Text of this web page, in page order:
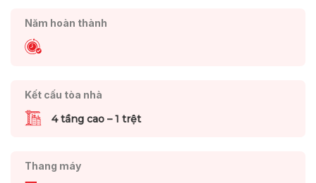
Năm hoàn thành
Kết cấu tòa nhà
4 tầng cao – 1 trệt
Thang máy